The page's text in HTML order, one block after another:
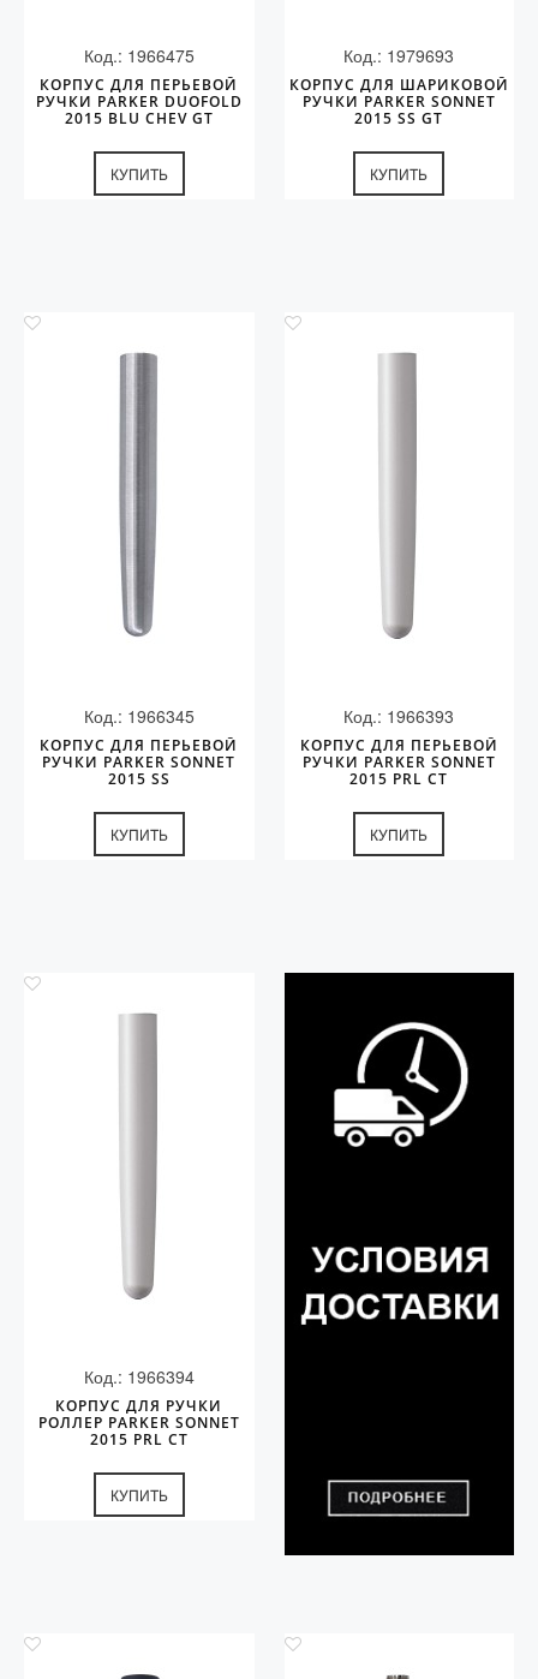
Код.: 1966475
КОРПУС ДЛЯ ПЕРЬЕВОЙ
РУЧКИ PARKER DUOFOLD
2015 BLU CHEV GT
КУПИТЬ
Код.: 1979693
КОРПУС ДЛЯ ШАРИКОВОЙ
РУЧКИ PARKER SONNET
2015 SS GT
КУПИТЬ
Код.: 1966345
КОРПУС ДЛЯ ПЕРЬЕВОЙ
РУЧКИ PARKER SONNET
2015 SS
КУПИТЬ
Код.: 1966393
КОРПУС ДЛЯ ПЕРЬЕВОЙ
РУЧКИ PARKER SONNET
2015 PRL CT
КУПИТЬ
Код.: 1966394
КОРПУС ДЛЯ РУЧКИ
РОЛЛЕР PARKER SONNET
2015 PRL CT
КУПИТЬ